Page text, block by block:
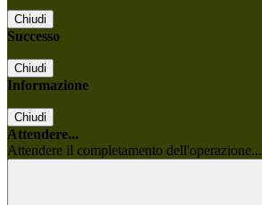
Chiudi
Successo
Chiudi
Informazione
Chiudi
Attendere...
Attendere il completamento dell'operazione...